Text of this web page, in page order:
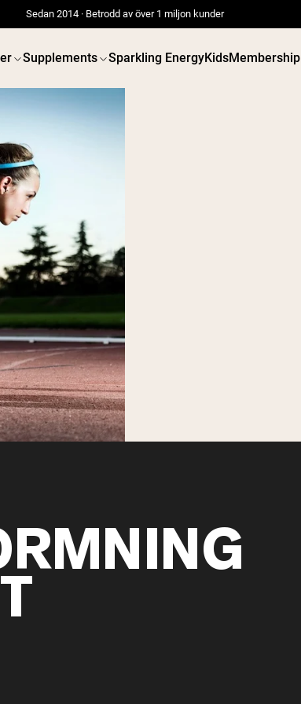
Sedan 2014 · Betrodd av över 1 miljon kunder
Supplements Sparkling EnergyKidsMembership
vassleprotein
från
djur
från
kasein
All Protein Powders